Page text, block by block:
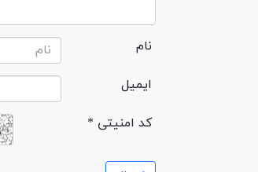
نام
ایمیل
* کد امنیتی